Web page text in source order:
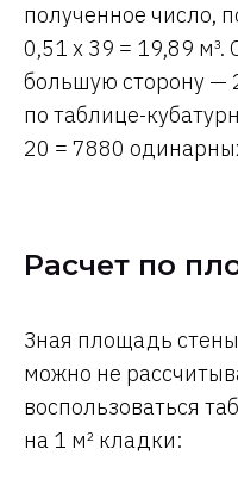
полученное число,
0,51 х 39 = 19,89 м³.
большую сторону —
по таблице-
20 = 7880
Расчет по
Зная площадь
можно не
воспользоваться
на 1 м² кладки: